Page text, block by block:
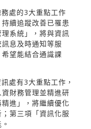
處的3大重點工作
續追蹤改善已罹患
系統」，將與資訊
息及時通知等服
望能結合通識課
處有3大重點工作，
財務管理並精進研
進」，將繼續優化
第三項「資訊化服